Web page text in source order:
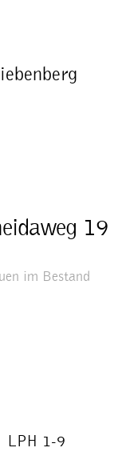
19
im Bestand
LPH 1-9